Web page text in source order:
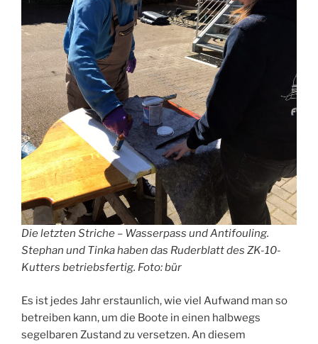
Die letzten Striche – Wasserpass und Antifouling.
Stephan und Tinka haben das Ruderblatt des ZK-10-
Kutters betriebsfertig. Foto: bür
Es ist jedes Jahr erstaunlich, wie viel Aufwand man so
betreiben kann, um die Boote in einen halbwegs
segelbaren Zustand zu versetzen. An diesem